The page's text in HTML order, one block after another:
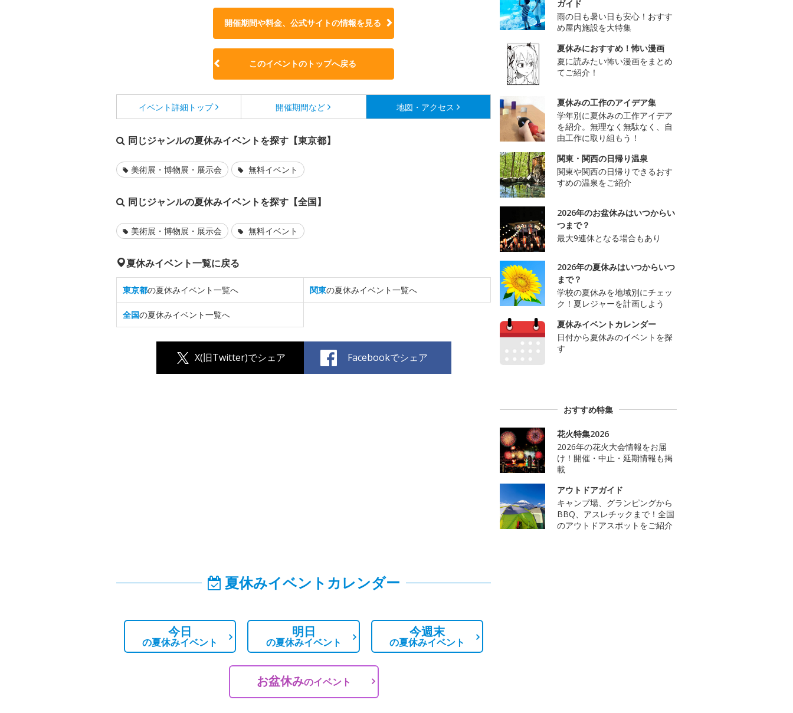
開催期間や料金、公式サイトの情報を見る
このイベントのトップへ戻る
イベント詳細 トップ 開催期間など 地図・アクセス
同じジャンルの夏休みイベントを探す【東京都】
美術展・博物展・展示会 無料イベント
同じジャンルの夏休みイベントを探す【全国】
美術展・博物展・展示会 無料イベント
夏休みイベント一覧に戻る
東京都の夏休みイベント一覧へ 関東の夏休みイベント一覧へ
全国の夏休みイベント一覧へ
X(旧Twitter)でシェア Facebookでシェア
夏休みイベントカレンダー
今日
の夏休みイベント
明日
の夏休みイベント
今週末
の夏休みイベント
お盆休みのイベント
ガイド
雨の日も暑い日も安心！おすす
め屋内施設を大特集
夏休みにおすすめ！怖い漫画
夏に読みたい怖い漫画をまとめ
てご紹介！
夏休みの工作のアイデア集
学年別に夏休みの工作アイデア
を紹介。無理なく無駄なく、自
由工作に取り組もう！
関東・関西の日帰り温泉
関東や関西の日帰りできるおす
すめの温泉をご紹介
2026年のお盆休みはいつからい
つまで？
最大9連休となる場合もあり
2026年の夏休みはいつからいつ
まで？
学校の夏休みを地域別にチェッ
ク！夏レジャーを計画しよう
夏休みイベントカレンダー
日付から夏休みのイベントを探
す
おすすめ特集
花火特集2026
2026年の花火大会情報をお届
け！開催・中止・延期情報も掲
載
アウトドアガイド
キャンプ場、グランピングから
BBQ、アスレチックまで！全国
のアウトドアスポットをご紹介